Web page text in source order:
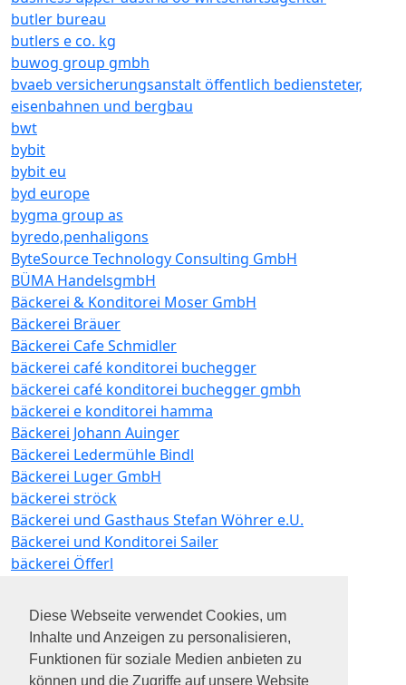
Diese Webseite verwendet Cookies, um
Inhalte und Anzeigen zu personalisieren,
Funktionen für soziale Medien anbieten zu
können und die Zugriffe auf unsere Website
butler bureau
butlers e co. kg
buwog group gmbh
bvaeb versicherungsanstalt öffentlich bediensteter,
eisenbahnen und bergbau
bwt
bybit
bybit eu
byd europe
bygma group as
byredo,penhaligons
ByteSource Technology Consulting GmbH
BÜMA HandelsgmbH
Bäckerei & Konditorei Moser GmbH
Bäckerei Bräuer
Bäckerei Cafe Schmidler
bäckerei café konditorei buchegger
bäckerei café konditorei buchegger gmbh
bäckerei e konditorei hamma
Bäckerei Johann Auinger
Bäckerei Ledermühle Bindl
Bäckerei Luger GmbH
bäckerei ströck
Bäckerei und Gasthaus Stefan Wöhrer e.U.
Bäckerei und Konditorei Sailer
bäckerei Öfferl
böhm möbel gmbh
Böswarth-Seminarhotel-Lengbachhof
Büchl GmbH
bühler group